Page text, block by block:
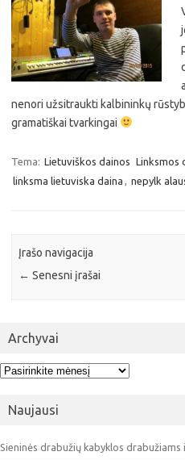
nenori užsitraukti kalbininkų
gramatiškai tvarkingai
Tema: Lietuviškos dainos Linksmos
linksma lietuviska daina , nepylk
Įrašo navigacija
← Senesni įrašai
Archyvai
Archyvai
Naujausi
Sieninės drabužių kabyklos drabužiams